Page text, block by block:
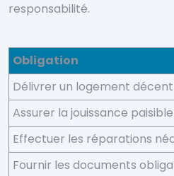
responsabilité.
Obligation
Délivrer un logement décent
Assurer la jouissance
Effectuer les réparations
Fournir les documents